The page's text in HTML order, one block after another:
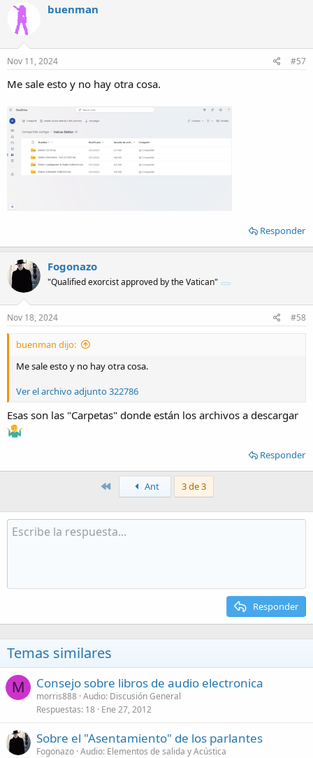
buenman
Nov 11, 2024 #57
Me sale esto y no hay otra cosa.
Responder
Fogonazo
"Qualified exorcist approved by the Vatican"
Nov 18, 2024 #58
buenman dijo:
Me sale esto y no hay otra cosa.
Ver el archivo adjunto 322786
Esas son las "Carpetas" donde están los archivos a descargar
Responder
Primero Ant 3 de 3
Responder
Temas similares
M Consejo sobre libros de audio electronica
morris888 Audio: Discusión General
Respuestas 18 Ene 27, 2012
Sobre el "Asentamiento" de los parlantes
Fogonazo Audio: Elementos de salida y Acústica